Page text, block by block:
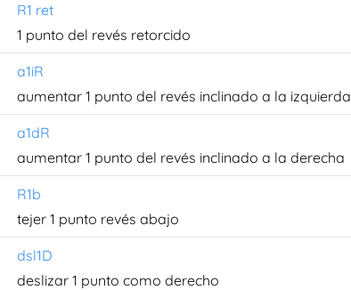
R1 ret
1 punto del revés retorcido
a1iR
aumentar 1 punto del revés inclinado a la izquierda
a1dR
aumentar 1 punto del revés inclinado a la derecha
R1b
tejer 1 punto revés abajo
dsl1D
deslizar 1 punto como derecho